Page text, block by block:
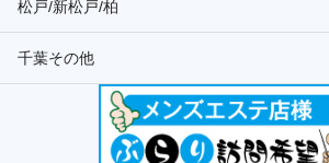
松戸/新松戸/柏
千葉その他